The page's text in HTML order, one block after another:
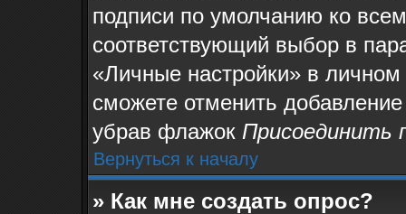
подписи по умолчанию ко
соответствующий выбор в
«Личные настройки» в
сможете отменить
убрав флажок Присоединить
Вернуться к началу
» Как мне создать опрос?